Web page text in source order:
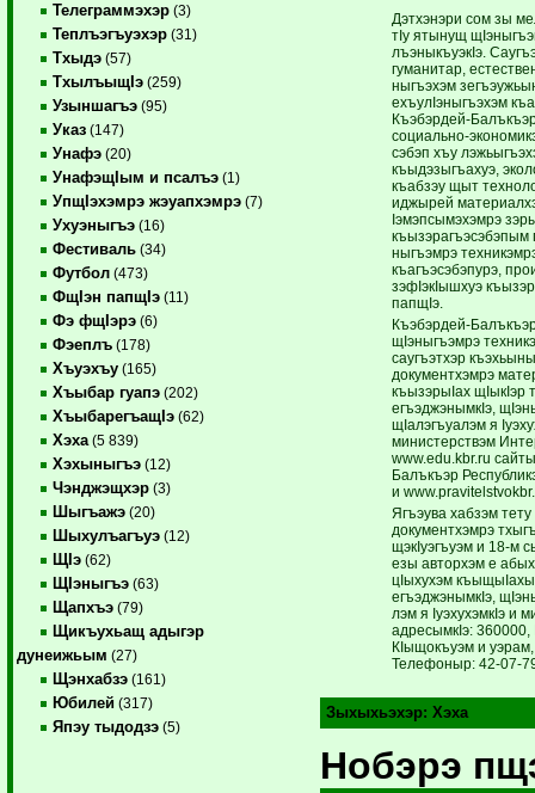
Телеграммэхэр (3)
Теплъэгъуэхэр (31)
Тхыдэ (57)
ТхылъыщIэ (259)
Узыншагъэ (95)
Указ (147)
Унафэ (20)
УнафэщIым и псалъэ (1)
УпщIэхэмрэ жэуапхэмрэ (7)
Ухуэныгъэ (16)
Фестиваль (34)
Футбол (473)
ФщIэн папщIэ (11)
Фэ фщIэрэ (6)
Фэеплъ (178)
Хъуэхъу (165)
Хъыбар гуапэ (202)
ХъыбарегъащIэ (62)
Хэха (5 839)
Хэхыныгъэ (12)
Чэнджэщхэр (3)
Шыгъажэ (20)
Шыхулъагъуэ (12)
ЩIэ (62)
ЩIэныгъэ (63)
Щапхъэ (79)
Щикъухьащ адыгэр
дунеижьым (27)
Щэнхабзэ (161)
Юбилей (317)
Япэу тыдодзэ (5)
Дэтхэнэри сом зы
тIу ятынущ
лъэныкъуэкIэ.
гуманитар,
ныгъэхэм
ехъулIэныгъэхэм
Къэбэрдей-
социально-
сэбэп хъу
къыдэзыгъахуэ,
къабзэу щыт
иджырей
Iэмэпсымэхэмрэ
ны­гъэмрэ
къа­гъэ­с­э­бэ­пурэ,
зэфIэкIышхуэ
папщIэ.
Къэбэрдей-
щIэныгъэмрэ
саугъэтхэр
документхэмрэ
къызэрыIах ­щIы­­кIэр
егъэджэнымкIэ,
щIалэгъуалэм я
министерствэм
www.edu.kbr.ru
Балъкъэр
и
Ягъэува хабзэм
документхэмрэ
щэкIуэгъуэм и 18-м
езы авторхэм е
цIы­ху­хэм
егъэджэнымкIэ,
лэм я IуэхухэмкIэ и
адресымкIэ:
КIыщокъуэм и
Телефоныр: 42-07-
Зыхыхьэхэр:Хэха
Нобэрэ